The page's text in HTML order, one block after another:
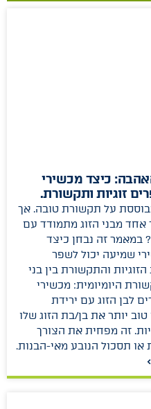
כיצד מכשירי
זוגיות ותקשורת.
על תקשורת טובה. אך
מבני הזוג מתמודד עם
במאמר זה נבחן כיצד
שמיעה יכול לשפר
והתקשורת בין בני
היומיומית: מכשירי
לבן הזוג עם ירידת
יותר את בן/בת הזוג שלו
זה מפחית את הצורך
או תסכול הנובע מאי-הבנות.